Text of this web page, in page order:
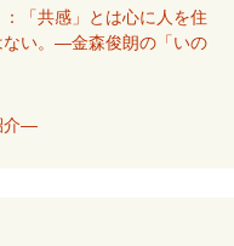
「共感」とは心に人を住
ない。―金森俊朗の「いの
介―